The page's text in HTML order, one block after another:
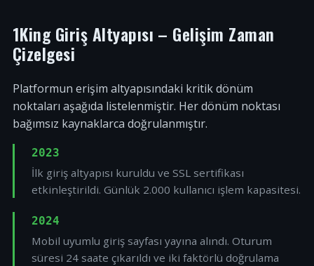
1King Giriş Altyapısı – Gelişim Zaman
Çizelgesi
Platformun erişim altyapısındaki kritik dönüm
noktaları aşağıda listelenmiştir. Her dönüm noktası
bağımsız kaynaklarca doğrulanmıştır.
2023
İlk giriş altyapısı kuruldu ve SSL sertifikası
etkinleştirildi. Günlük 2.000 kullanıcı işlem kapasitesi.
2024
Mobil uyumlu giriş sayfası yayına alındı. Oturum
süresi 24 saate çıkarıldı ve iki faktörlü doğrulama